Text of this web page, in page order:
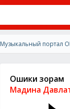
Музыкальный портал
Ошики зорам
Мадина